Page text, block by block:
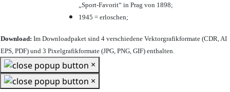
„Sport-Favorit“ in Prag von 1898;
1945 = erloschen;
Download: Im Downloadpaket sind 4 verschiedene Vektorgrafikformate (CDR, AI
EPS, PDF) und 3 Pixelgrafikformate (JPG, PNG, GIF) enthalten.
×
×